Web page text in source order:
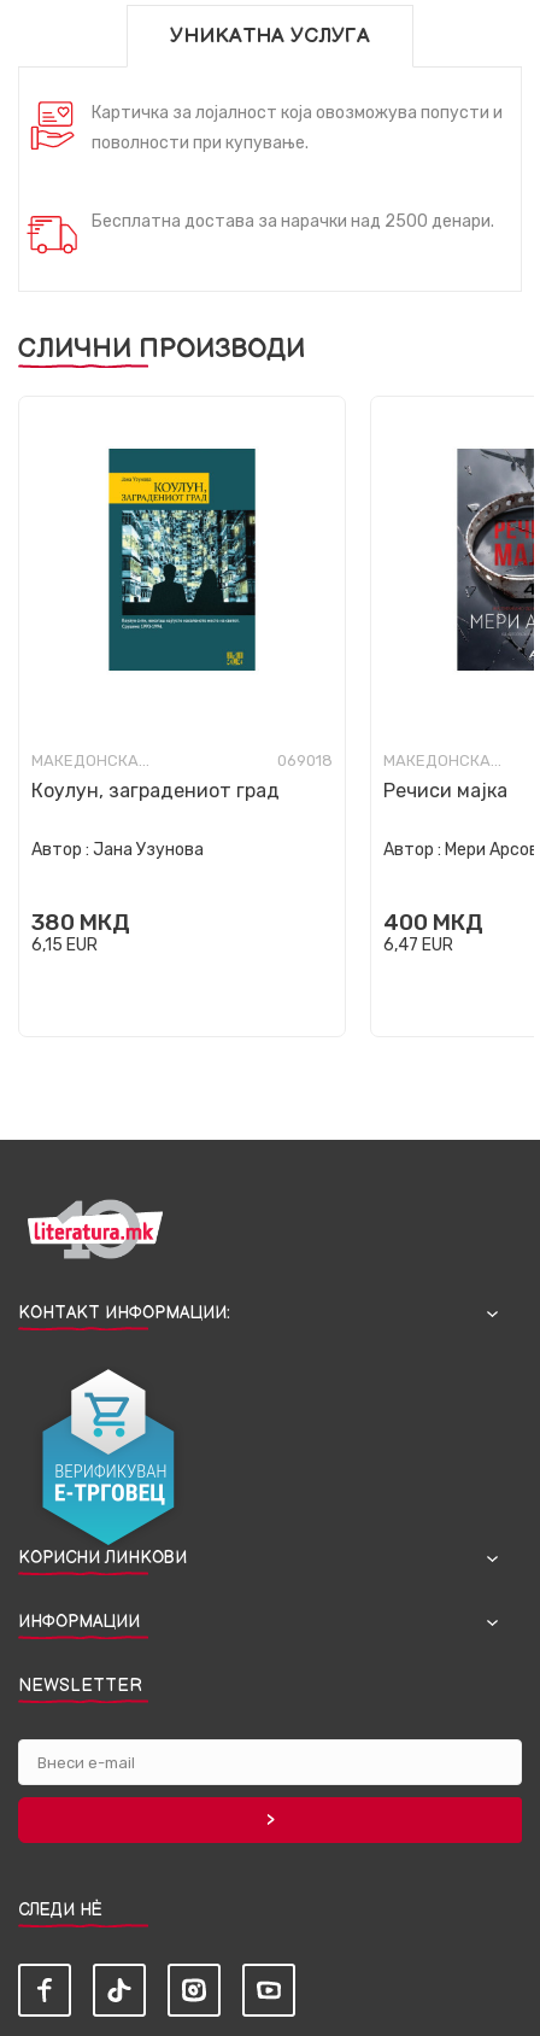
УНИКАТНА УСЛУГА
Картичка за лојалност која овозможува попусти и
поволности при купување.
Бесплатна достава за нарачки над 2500 денари.
СЛИЧНИ ПРОИЗВОДИ
МАКЕДОНСКА КНИЖЕВНОСТ 069018
Коулун, заградениот град
Автор : Јана Узунова
380 МКД
6,15 EUR
МАКЕДОНСКА КНИЖЕВНОСТ
Речиси мајка
Автор : Мери
400 МКД
6,47 EUR
КОНТАКТ ИНФОРМАЦИИ:
КОРИСНИ ЛИНКОВИ
ИНФОРМАЦИИ
NEWSLETTER
СЛЕДИ НЀ